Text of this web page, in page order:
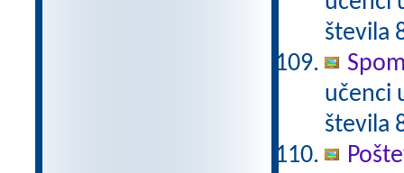
števila
učenci
števila